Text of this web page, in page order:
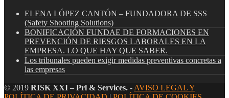
ELENA LÓPEZ CANTÓN – FUNDADORA DE SSS
(Safety Shooting Solutions)
BONIFICACIÓN FUNDAE DE FORMACIONES EN
PREVENCIÓN DE RIESGOS LABORALES EN LA
EMPRESA. LO QUE HAY QUE SABER.
Los tribunales pueden exigir medidas preventivas concretas a
las empresas
© 2019 RISK XXI – Prl & Services. - AVISO LEGAL Y